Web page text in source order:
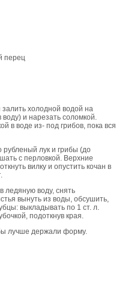
перец
холодной водой на
воду) и нарезать соломкой.
в воде из- под грибов, пока вся
лук и грибы (до
с перловкой. Верхние
вилку и опустить кочан в
ледяную воду, снять
вынуть из воды, обсушить,
выкладывать по 1 ст. л.
подоткнув края.
лучше держали форму.